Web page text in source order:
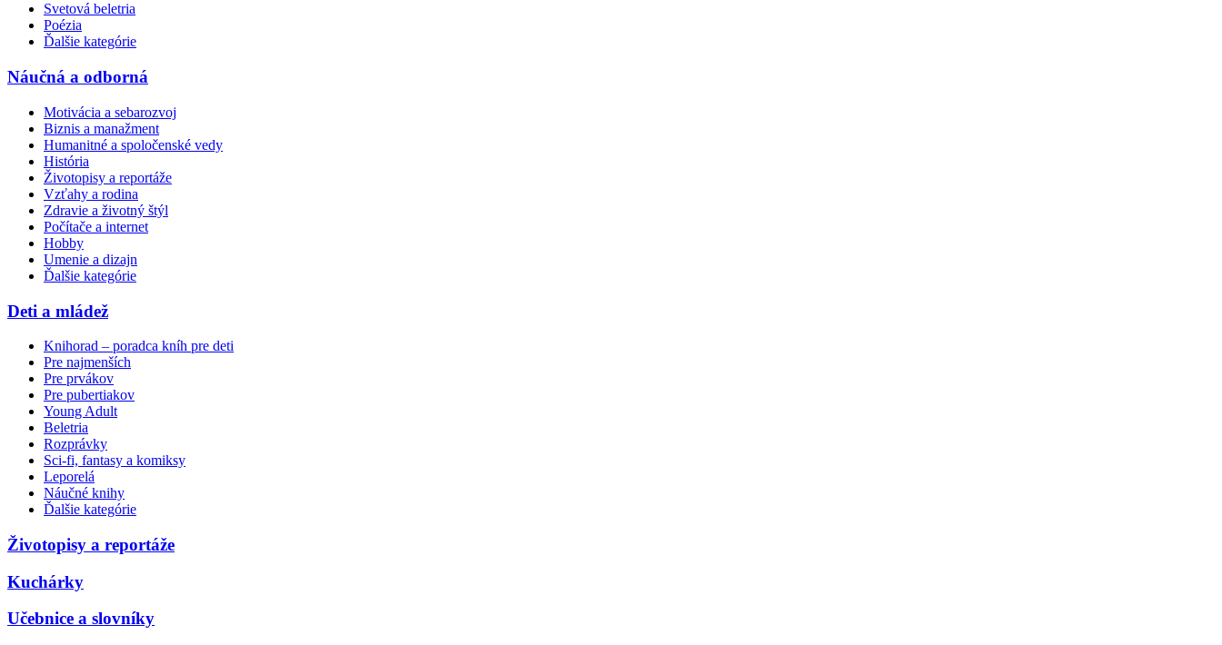
Svetová beletria
Poézia
Ďalšie kategórie
Náučná a odborná
Motivácia a sebarozvoj
Biznis a manažment
Humanitné a spoločenské vedy
História
Životopisy a reportáže
Vzťahy a rodina
Zdravie a životný štýl
Počítače a internet
Hobby
Umenie a dizajn
Ďalšie kategórie
Deti a mládež
Knihorad – poradca kníh pre deti
Pre najmenších
Pre prvákov
Pre pubertiakov
Young Adult
Beletria
Rozprávky
Sci-fi, fantasy a komiksy
Leporelá
Náučné knihy
Ďalšie kategórie
Životopisy a reportáže
Kuchárky
Učebnice a slovníky